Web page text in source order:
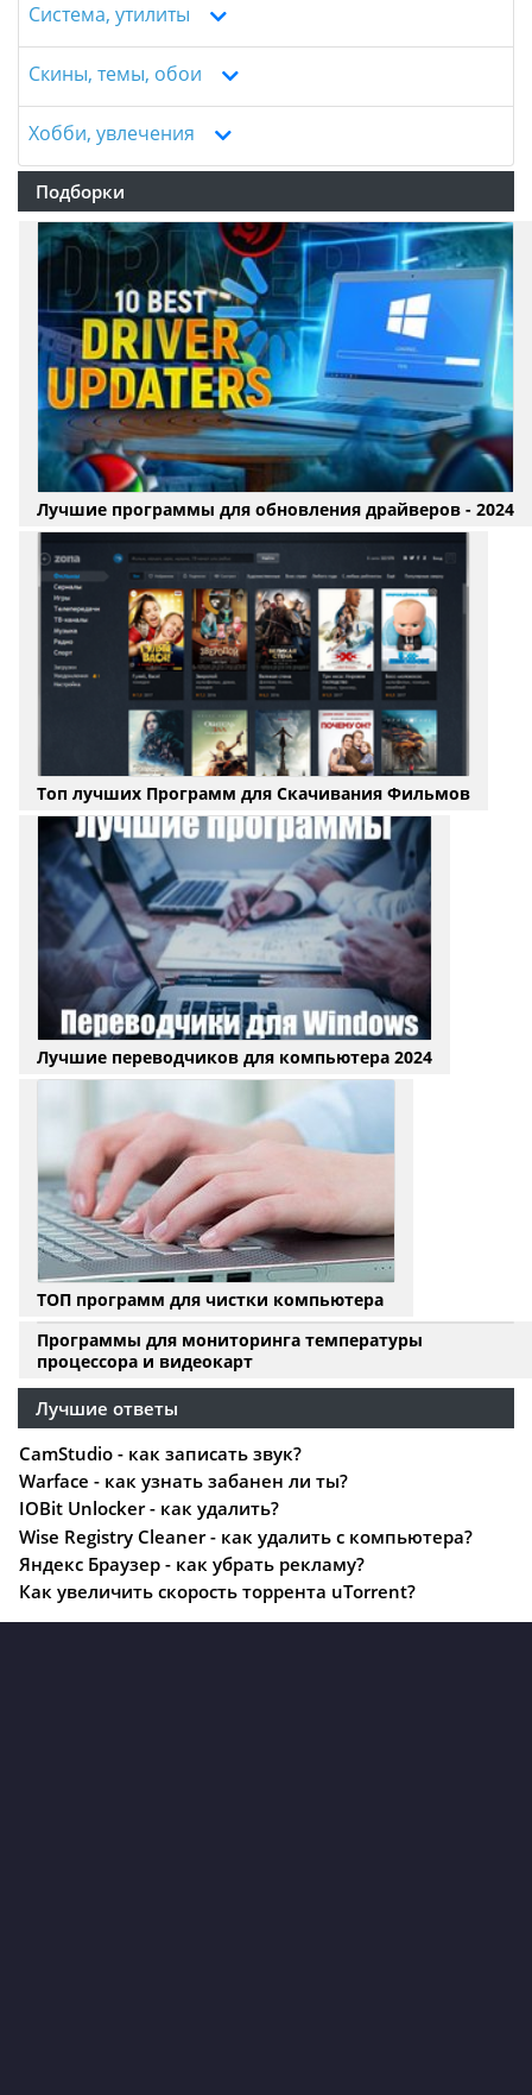
Система, утилиты
Скины, темы, обои
Хобби, увлечения
Подборки
Лучшие программы для обновления драйверов - 2024
Топ лучших Программ для Скачивания Фильмов
Лучшие переводчиков для компьютера 2024
ТОП программ для чистки компьютера
Программы для мониторинга температуры
процессора и видеокарт
Лучшие ответы
CamStudio - как записать звук?
Warface - как узнать забанен ли ты?
IOBit Unlocker - как удалить?
Wise Registry Cleaner - как удалить с компьютера?
Яндекс Браузер - как убрать рекламу?
Как увеличить скорость торрента uTorrent?